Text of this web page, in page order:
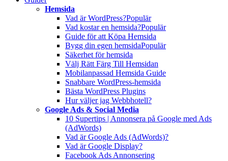
Hemsida
Vad är WordPress?Populär
Vad kostar en hemsida?Populär
Guide för att Köpa Hemsida
Bygg din egen hemsidaPopulär
Säkerhet för hemsida
Välj Rätt Färg Till Hemsidan
Mobilanpassad Hemsida Guide
Snabbare WordPress-hemsida
Bästa WordPress Plugins
Hur väljer jag Webbhotell?
Google Ads & Social Media
10 Supertips | Annonsera på Google med Ads
(AdWords)
Vad är Google Ads (AdWords)?
Vad är Google Display?
Facebook Ads Annonsering